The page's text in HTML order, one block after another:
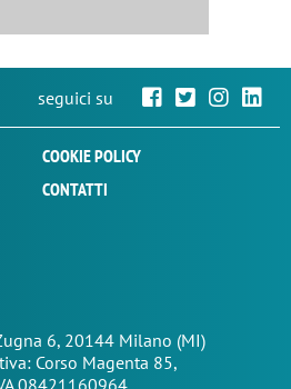
seguici su
COOKIE POLICY
CONTATTI
6, 20144 Milano (MI)
Corso Magenta 85,
08421160964